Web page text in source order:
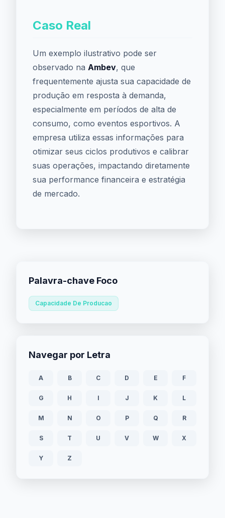
Caso Real
Um exemplo ilustrativo pode ser
observado na Ambev, que
frequentemente ajusta sua capacidade de
produção em resposta à demanda,
especialmente em períodos de alta de
consumo, como eventos esportivos. A
empresa utiliza essas informações para
otimizar seus ciclos produtivos e calibrar
suas operações, impactando diretamente
sua performance financeira e estratégia
de mercado.
Palavra-chave Foco
Capacidade De Producao
Navegar por Letra
A B C D E F
G H I J K L
M N O P Q R
S T U V W X
Y Z